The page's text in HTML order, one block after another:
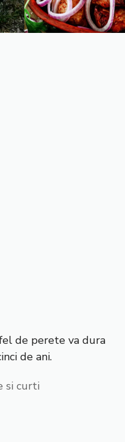
de perete va dura
de ani.
si curti